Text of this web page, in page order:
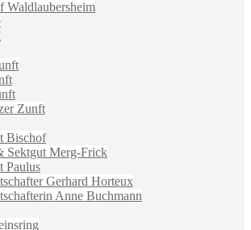
Waldlaubersheim
Zunft
Bischof
Sektgut Merg-Frick
Paulus
Gerhard Horteux
Anne Buchmann